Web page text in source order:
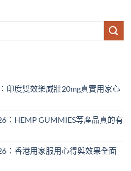
印度雙效樂威壯20mg真實用家心
：HEMP GUMMIES等產品真的有
：香港用家服用心得與效果全面